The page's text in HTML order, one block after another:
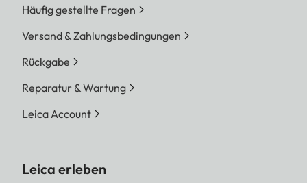
Häufig gestellte Fragen
Versand & Zahlungsbedingungen
Rückgabe
Reparatur & Wartung
Leica Account
Leica erleben